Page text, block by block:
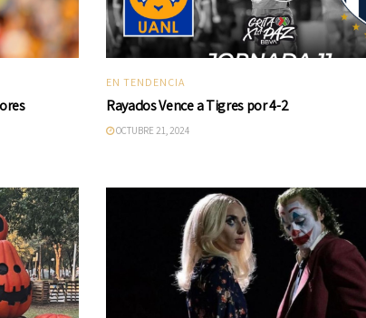
EN TENDENCIA
Rayados Vence a Tigres por 4-2
OCTUBRE 21, 2024